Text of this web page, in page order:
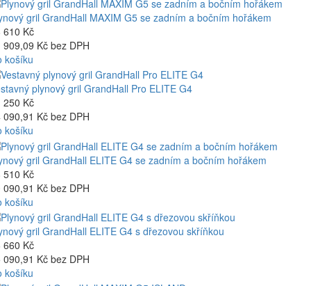
gril GrandHall MAXIM G5 se zadním a bočním hořákem
610 Kč
909,09 Kč bez DPH
košíku
plynový gril GrandHall Pro ELITE G4
250 Kč
090,91 Kč bez DPH
košíku
gril GrandHall ELITE G4 se zadním a bočním hořákem
510 Kč
090,91 Kč bez DPH
košíku
gril GrandHall ELITE G4 s dřezovou skříňkou
660 Kč
090,91 Kč bez DPH
košíku